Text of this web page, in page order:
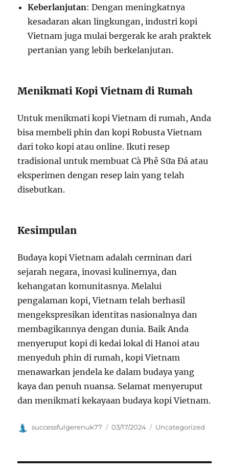
Keberlanjutan: Dengan meningkatnya
kesadaran akan lingkungan, industri kopi
Vietnam juga mulai bergerak ke arah praktek
pertanian yang lebih berkelanjutan.
Menikmati Kopi Vietnam di Rumah
Untuk menikmati kopi Vietnam di rumah, Anda
bisa membeli phin dan kopi Robusta Vietnam
dari toko kopi atau online. Ikuti resep
tradisional untuk membuat Cà Phê Sữa Đá atau
eksperimen dengan resep lain yang telah
disebutkan.
Kesimpulan
Budaya kopi Vietnam adalah cerminan dari
sejarah negara, inovasi kulinernya, dan
kehangatan komunitasnya. Melalui
pengalaman kopi, Vietnam telah berhasil
mengekspresikan identitas nasionalnya dan
membagikannya dengan dunia. Baik Anda
menyeruput kopi di kedai lokal di Hanoi atau
menyeduh phin di rumah, kopi Vietnam
menawarkan jendela ke dalam budaya yang
kaya dan penuh nuansa. Selamat menyeruput
dan menikmati kekayaan budaya kopi Vietnam.
Author
successfulgerenuk77
Posted
03/17/2024 Categories
Uncategorized